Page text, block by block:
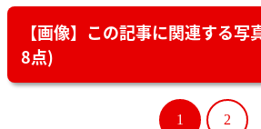
【画像】この記事に関連する写
8点)
1 2